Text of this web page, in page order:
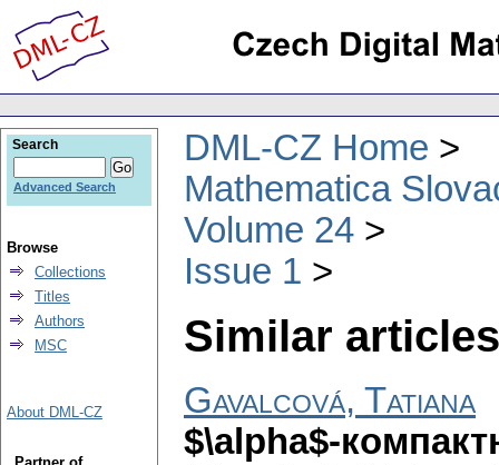
DML-CZ Home
Mathematica
Volume 24
Issue 1
Similar
Gavalcová, Tatiana
$\alpha$-
Search
Advanced Search
Browse
Collections
Titles
Authors
MSC
About DML-CZ